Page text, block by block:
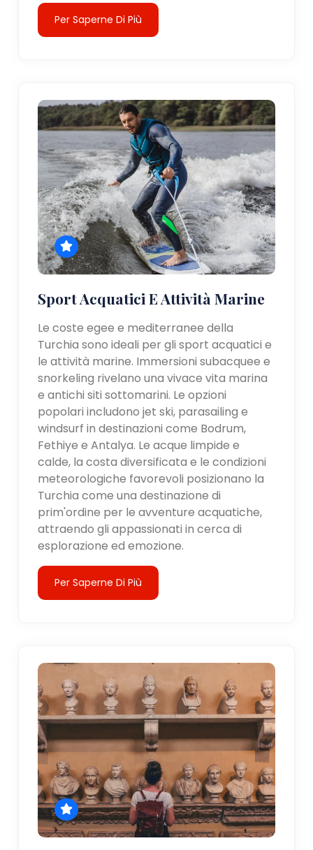
Per Saperne Di Più
Sport Acquatici E Attività Marine
Le coste egee e mediterranee della
Turchia sono ideali per gli sport acquatici e
le attività marine. Immersioni subacquee e
snorkeling rivelano una vivace vita marina
e antichi siti sottomarini. Le opzioni
popolari includono jet ski, parasailing e
windsurf in destinazioni come Bodrum,
Fethiye e Antalya. Le acque limpide e
calde, la costa diversificata e le condizioni
meteorologiche favorevoli posizionano la
Turchia come una destinazione di
prim'ordine per le avventure acquatiche,
attraendo gli appassionati in cerca di
esplorazione ed emozione.
Per Saperne Di Più